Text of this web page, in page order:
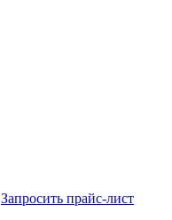
Запросить прайс-лист